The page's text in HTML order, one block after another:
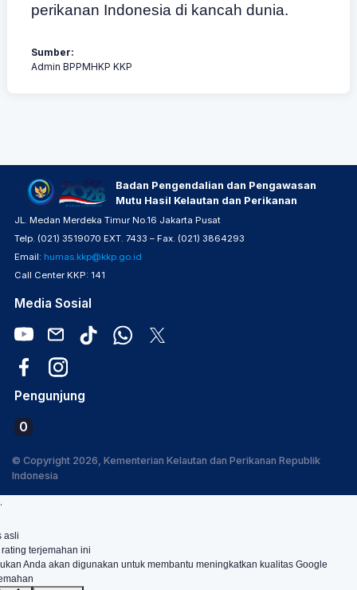
perikanan Indonesia di kancah dunia.
Sumber:
Admin BPPMHKP KKP
Badan Pengendalian dan Pengawasan
Mutu Hasil Kelautan dan Perikanan
JL. Medan Merdeka Timur No.16 Jakarta Pusat
Telp. (021) 3519070 EXT. 7433 – Fax. (021) 3864293
Email: humas.kkp@kkp.go.id
Call Center KKP: 141
Media Sosial
Pengunjung
0
© Copyright 2026, Kementerian Kelautan dan Perikanan Republik
Indonesia
.
asli
terjemahan ini
Anda akan digunakan untuk membantu meningkatkan kualitas Google